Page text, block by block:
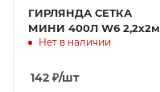
ГИРЛЯНДА СЕТКА
МИНИ 400Л W6 2,2х2м
Нет в наличии
142 ₽/шт